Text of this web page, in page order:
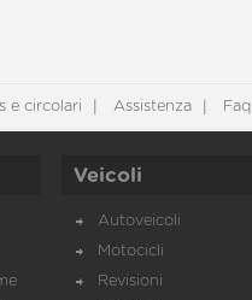
e circolari Assistenza Faq
Veicoli
Autoveicoli
Motocicli
Revisioni